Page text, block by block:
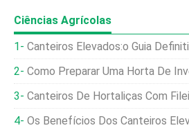
Ciências Agrícolas
Canteiros Elevados:o Guia
Como Preparar Uma Horta De
Canteiros De Hortaliças Com
Os Benefícios Dos Canteiros